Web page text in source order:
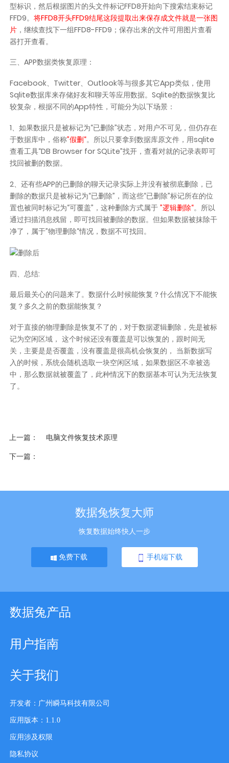
型标识，然后根据图片的头文件标记FFD8开始向下搜索结束标记
FFD9。将FFD8开头FFD9结尾这段提取出来保存成文件就是一张图
片 ，继续查找下一组FFD8-FFD9；保存出来的文件可用图片查看
器打开查看。
三、APP数据类恢复原理：
Facebook、Twitter、Outlook等与很多其它App类似，使用
Sqlite数据库来存储好友和聊天等应用数据。Sqlite的数据恢复比
较复杂，根据不同的App特性，可能分为以下场景：
1、如果数据只是被标记为“已删除”状态，对用户不可见，但仍存在
于数据库中，俗称”假删“。所以只要拿到数据库原文件，用sqlite
查看工具“DB Browser for SQLite”找开，查看对就的记录表即可
找回被删的数据。
2、还有些APP的已删除的聊天记录实际上并没有被彻底删除，已
删除的数据只是被标记为“已删除”，而这些“已删除”标记所在的位
置也被同时标记为“可覆盖”，这种删除方式属于”逻辑删除“。所以
通过扫描消息残留，即可找回被删除的数据。但如果数据被抹除干
净了，属于”物理删除“情况，数据不可找回。
四、总结:
最后最关心的问题来了。数据什么时候能恢复？什么情况下不能恢
复？多久之前的数据能恢复？
对于直接的物理删除是恢复不了的，对于数据逻辑删除，先是被标
记为空闲区域， 这个时候还没有覆盖是可以恢复的，跟时间无
关，主要是是否覆盖，没有覆盖是很高机会恢复的， 当新数据写
入的时候，系统会随机选取一块空闲区域，如果数据区不幸被选
中，那么数据就被覆盖了，此种情况下的数据基本可认为无法恢复
了。
上一篇
电脑文件恢复技术原理
下一篇
数据兔恢复大师
恢复数据始终快人一步
免费下载 手机端下载
数据兔产品
用户指南
关于我们
开发者：广州瞬马科技有限公司
应用版本：1.1.0
应用涉及权限
隐私协议